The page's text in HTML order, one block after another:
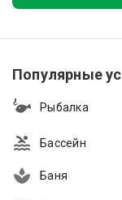
Популярные
Рыбалка
Бассейн
Баня